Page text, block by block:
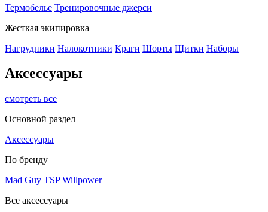
Термобелье Тренировочные джерси
Жесткая экипировка
Нагрудники Налокотники Краги Шорты Щитки Наборы
Аксессуары
смотреть все
Основной раздел
Аксессуары
По бренду
Mad Guy TSP Willpower
Все аксессуары